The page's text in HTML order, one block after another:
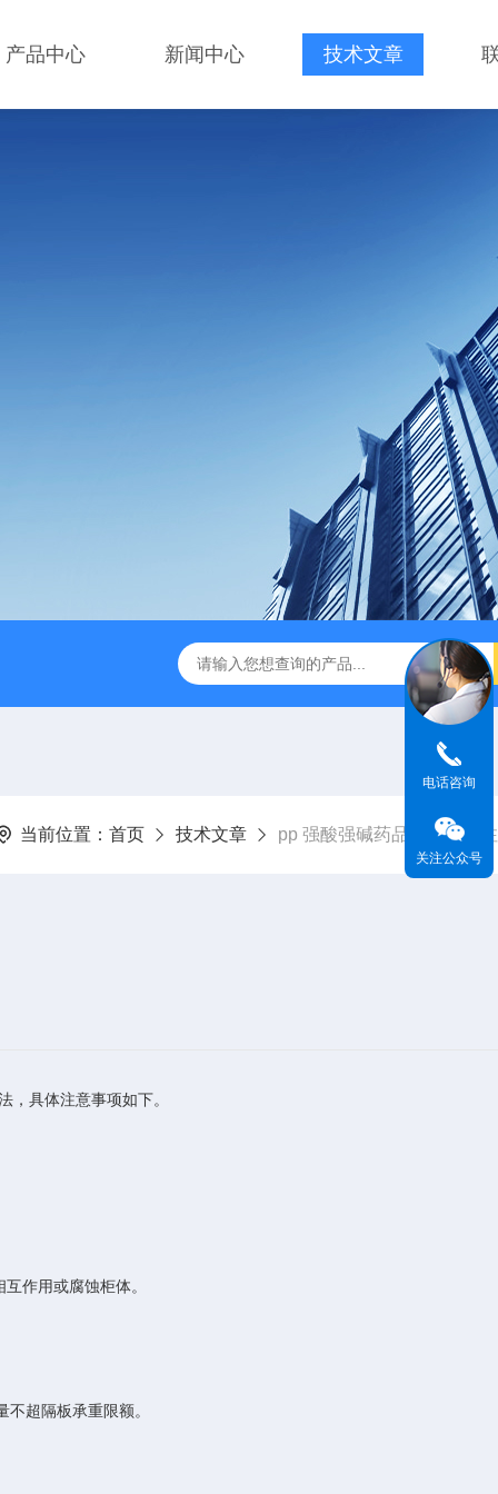
产品中心 新闻中心 技术文章
DS800净气型通风柜 TSF-DS800FW净气型通风柜（全
当前位置： 首页 技术文章 pp 强酸强碱药品柜的使用
具体注意事项如下。
作用或腐蚀柜体。
超隔板承重限额。
电话咨询
关注公众号